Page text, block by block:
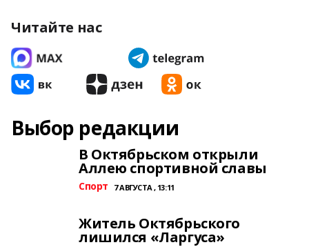
Читайте нас
Выбор редакции
В Октябрьском открыли
Аллею спортивной славы
Спорт 7 АВГУСТА , 13:11
Житель Октябрьского
лишился «Ларгуса»